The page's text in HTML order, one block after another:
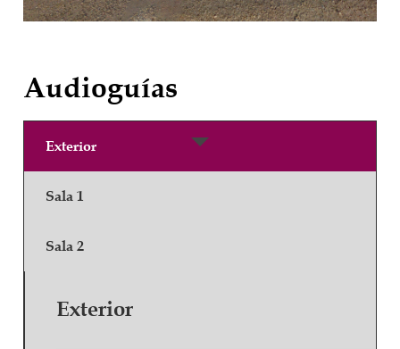
Audioguías
Exterior
Sala 1
Sala 2
Exterior